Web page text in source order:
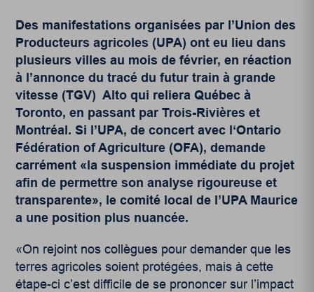
Des manifestations organisées par l’Union des
Producteurs agricoles (UPA) ont eu lieu dans
plusieurs villes au mois de février, en réaction
à l’annonce du tracé du futur train à grande
vitesse (TGV) Alto qui reliera Québec à
Toronto, en passant par Trois-Rivières et
Montréal. Si l’UPA, de concert avec l‘Ontario
Fédération of Agriculture (OFA), demande
carrément «la suspension immédiate du projet
afin de permettre son analyse rigoureuse et
transparente», le comité local de l’UPA Maurice
a une position plus nuancée.
«On rejoint nos collègues pour demander que les
terres agricoles soient protégées, mais à cette
étape-ci c’est difficile de se prononcer sur l’impact